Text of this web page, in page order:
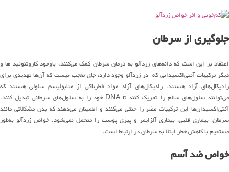
جلوگیری از سرطان
اعتقاد بر این است که دانه‌های زردآلو به درمان سرطان کمک می‌کنند. باوجود کاروتنوئید ها و
دیگر ترکیبات آنتی‌اکسیدانی که در زردآلو وجود دارد، جای تعجب نیست که آن‌ها تهدیدی برای
رادیکال‌های آزاد هستند. رادیکال‌های آزاد مواد خطرناکی از متابولیسم سلولی هستند که
می‌توانند سلول‌های سالم را تحریک کنند تا DNA خود را به سلول‌های سرطانی تبدیل کنند.
آنتی‌اکسیدان‌ها این ترکیبات مضر را خنثی می‌کنند و اطمینان می‌دهند که بدن مشکلاتی مانند
سرطان، بیماری قلبی، بیماری آلزایمر و پیری پوست را متحمل نمی‌شود. خواص زردآلو به‌طور
مستقیم با کاهش خطر ابتلا به سرطان در ارتباط است.
خواص ضد آسم